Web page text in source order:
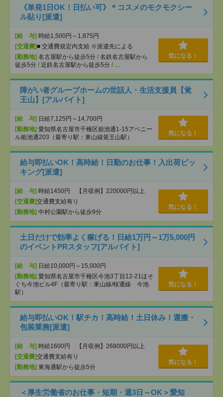
《単発1日OK！日払い可》＊コスメのモクモクシー
ル貼り[派遣]
[給 与] 時給1,500円～1,875円
[交通費]■ 交通費規定内支給 ※派遣先による
[勤務地] 名古屋駅から徒歩5分 / 名鉄名古屋駅から
徒歩5分 / 近鉄名古屋駅から徒歩5分 / …
気になる！
障がい者グループホームの世話人・生活支援員【覚
王山】[アルバイト]
[給 与] 日給7,125円～14,700円
[勤務地] 愛知県名古屋市千種区姫池通1-15アベニー
ル姫池通203（最寄り駅：東山線覚王山駅）
気になる！
給与即払いOK！高時給！日勤のお仕事！入出荷ピッ
キング[派遣]
[給 与] 時給1450円 【月収例】220000円以上
[交通費]交通費支給有り
[勤務地] 中村公園駅から徒歩9分
気になる！
土日だけで効率よく稼げる！日給1万円～1万5,000円
のイベントPRスタッフ[アルバイト]
[給 与] 日給10,000円～15,000円
[勤務地] 愛知県名古屋市千種区今池3丁目12-21ほそ
ぐち今池ビル4F（最寄り駅：東山線/桜通線 今池
駅）
気になる！
給与即払いOK！駅チカ！高時給！土日休み！運搬・
包装業務[派遣]
[給 与] 時給1600円 【月収例】268000円以上
[交通費]交通費支給有り
[勤務地] 東海通駅から徒歩5分
気になる！
＜厚生労働省のお仕事・短期・週3日～OK＞愛知